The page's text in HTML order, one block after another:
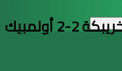
عن
مباراة إعدادية : أولمبيك خريبكة 2-2 أولمبيك